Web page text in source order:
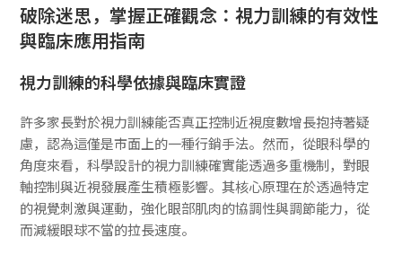
破除迷思，掌握正確觀念：視力訓練的有效性
與臨床應用指南
視力訓練的科學依據與臨床實證
許多家長對於視力訓練能否真正控制近視度數增長抱持著疑
慮，認為這僅是市面上的一種行銷手法。然而，從眼科學的
角度來看，科學設計的視力訓練確實能透過多重機制，對眼
軸控制與近視發展產生積極影響。其核心原理在於透過特定
的視覺刺激與運動，強化眼部肌肉的協調性與調節能力，從
而減緩眼球不當的拉長速度。